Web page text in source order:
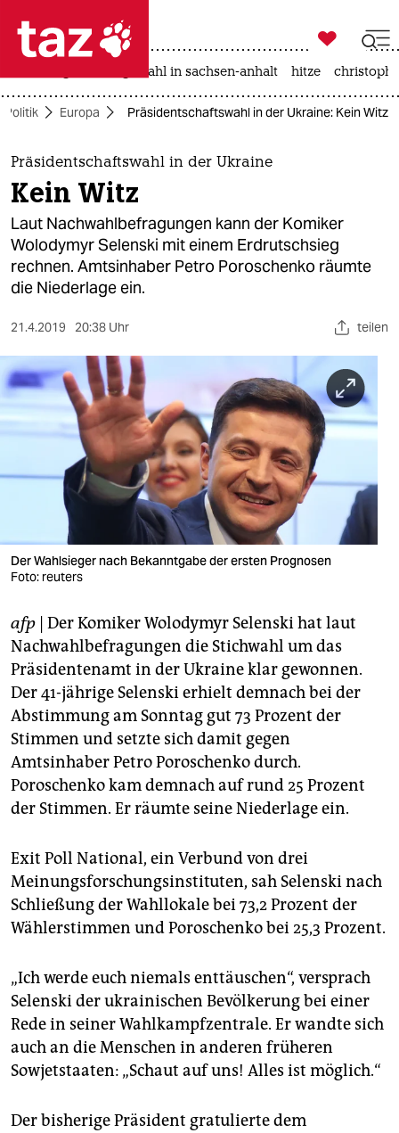
 taz zahl ich
taz zahl ich
themen
politik
öko
gesellschaft
kultur
sport
berlin
wahrheit
verlag
shop
fragen & hilfe
unterstützen
abo
genossenschaft
epaper login

taz zahl ich
landtagswahl in sachsen-anhalt hitze
Politik Europa Präsidentschaftswahl in der Ukraine: Kein Witz
Präsidentschaftswahl in der Ukraine
Kein Witz
Laut Nachwahlbefragungen kann der Komiker
Wolodymyr Selenski mit einem Erdrutschsieg
rechnen. Amtsinhaber Petro Poroschenko räumte
die Niederlage ein.
21.4.2019 20:38 Uhr teilen
Der Wahlsieger nach Bekanntgabe der ersten Prognosen
Foto: reuters
afp | Der Komiker Wolodymyr Selenski hat laut
Nachwahlbefragungen die Stichwahl um das
Präsidentenamt in der Ukraine klar gewonnen.
Der 41-jährige Selenski erhielt demnach bei der
Abstimmung am Sonntag gut 73 Prozent der
Stimmen und setzte sich damit gegen
Amtsinhaber Petro Poroschenko durch.
Poroschenko kam demnach auf rund 25 Prozent
der Stimmen. Er räumte seine Niederlage ein.
Exit Poll National, ein Verbund von drei
Meinungsforschungsinstituten, sah Selenski nach
Schließung der Wahllokale bei 73,2 Prozent der
Wählerstimmen und Poroschenko bei 25,3 Prozent.
„Ich werde euch niemals enttäuschen“, versprach
Selenski der ukrainischen Bevölkerung bei einer
Rede in seiner Wahlkampfzentrale. Er wandte sich
auch an die Menschen in anderen früheren
Sowjetstaaten: „Schaut auf uns! Alles ist möglich.“
Der bisherige Präsident gratulierte dem